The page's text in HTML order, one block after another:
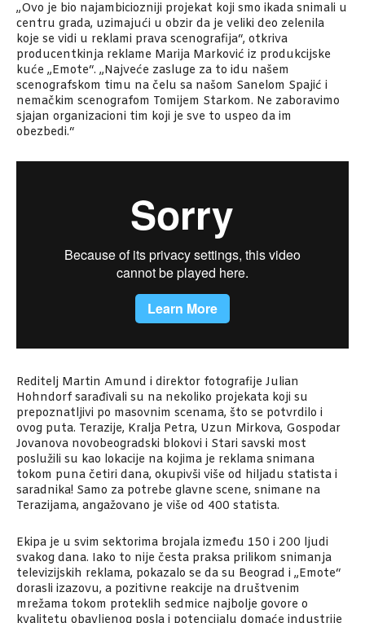
„Ovo je bio najambiciozniji projekat koji smo ikada snimali u
centru grada, uzimajući u obzir da je veliki deo zelenila
koje se vidi u reklami prava scenografija“, otkriva
producentkinja reklame Marija Marković iz produkcijske
kuće „Emote“. „Najveće zasluge za to idu našem
scenografskom timu na čelu sa našom Sanelom Spajić i
nemačkim scenografom Tomijem Starkom. Ne zaboravimo
sjajan organizacioni tim koji je sve to uspeo da im
obezbedi.“
Reditelj Martin Amund i direktor fotografije Julian
Hohndorf sarađivali su na nekoliko projekata koji su
prepoznatljivi po masovnim scenama, što se potvrdilo i
ovog puta. Terazije, Kralja Petra, Uzun Mirkova, Gospodar
Jovanova novobeogradski blokovi i Stari savski most
poslužili su kao lokacije na kojima je reklama snimana
tokom puna četiri dana, okupivši više od hiljadu statista i
saradnika! Samo za potrebe glavne scene, snimane na
Terazijama, angažovano je više od 400 statista.
Ekipa je u svim sektorima brojala između 150 i 200 ljudi
svakog dana. Iako to nije česta praksa prilikom snimanja
televizijskih reklama, pokazalo se da su Beograd i „Emote“
dorasli izazovu, a pozitivne reakcije na društvenim
mrežama tokom proteklih sedmice najbolje govore o
kvalitetu obavljenog posla i potencijalu domaće industrije